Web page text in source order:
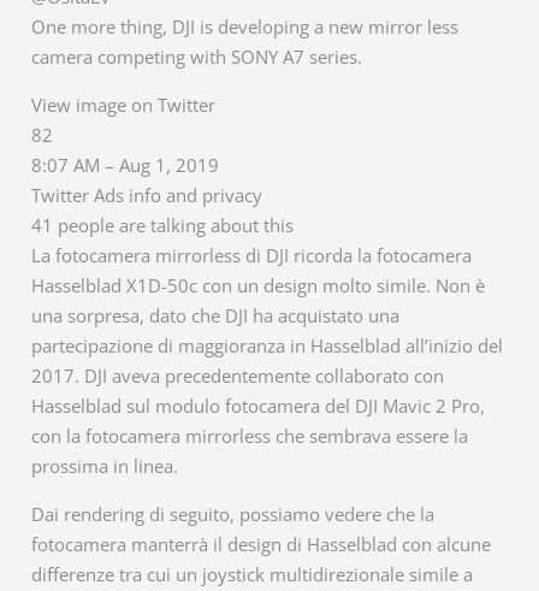
One more thing, DJI is developing a new mirror less
camera competing with SONY A7 series.
View image on Twitter
82
8:07 AM – Aug 1, 2019
Twitter Ads info and privacy
41 people are talking about this
La fotocamera mirrorless di DJI ricorda la fotocamera
Hasselblad X1D-50c con un design molto simile. Non è
una sorpresa, dato che DJI ha acquistato una
partecipazione di maggioranza in Hasselblad all’inizio del
2017. DJI aveva precedentemente collaborato con
Hasselblad sul modulo fotocamera del DJI Mavic 2 Pro,
con la fotocamera mirrorless che sembrava essere la
prossima in linea.
Dai rendering di seguito, possiamo vedere che la
fotocamera manterrà il design di Hasselblad con alcune
differenze tra cui un joystick multidirezionale simile a